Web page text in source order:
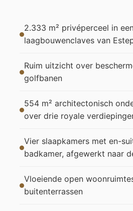
2.333 m² privéperceel in
laagbouwenclaves van
Ruim uitzicht over
golfbanen
554 m² architectonisch
over drie royale
Vier slaapkamers met en-
badkamer, afgewerkt naar
Vloeiende open
buitenterrassen